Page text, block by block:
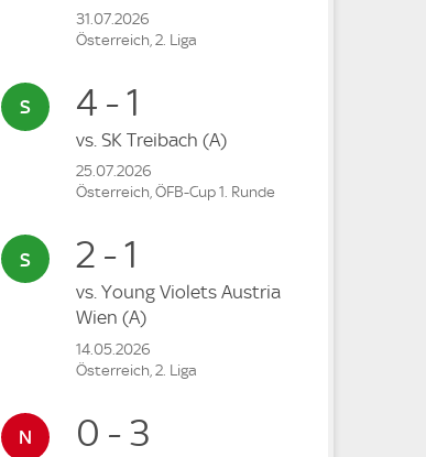
31.07.2026
Österreich, 2. Liga
4 - 1
vs. SK Treibach (A)
25.07.2026
Österreich, ÖFB-Cup 1. Runde
2 - 1
vs. Young Violets Austria
Wien (A)
14.05.2026
Österreich, 2. Liga
0 - 3